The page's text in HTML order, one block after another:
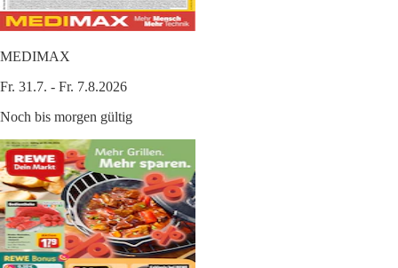
MEDIMAX
Fr. 31.7. - Fr. 7.8.2026
Noch bis morgen gültig